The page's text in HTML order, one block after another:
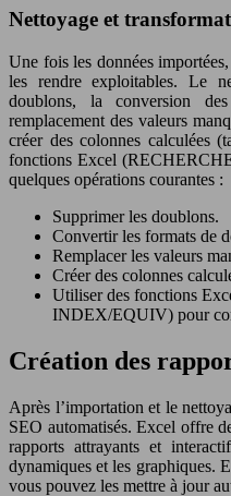
Nettoyage et
Une fois les données
les rendre exploitables. Le
doublons, la conversion
remplacement des valeurs
créer des colonnes calculées
fonctions Excel
quelques opérations courantes :
Supprimer les doublons.
Convertir les formats de
Remplacer les valeurs
Créer des colonnes
Utiliser des fonctions
INDEX/EQUIV) pour
Création des
Après l’importation et le
SEO automatisés. Excel offre
rapports attrayants et
dynamiques et les graphiques.
vous pouvez les mettre à jour